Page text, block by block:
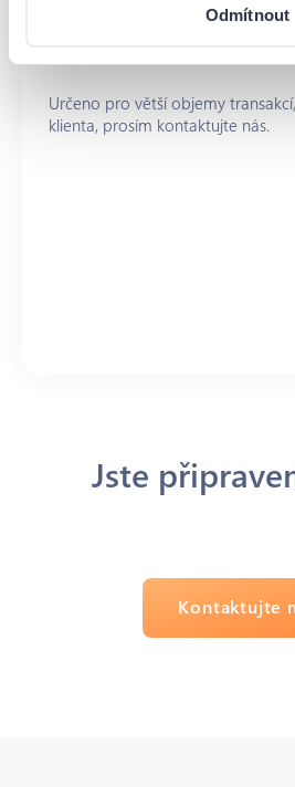
Odmítnout
Určeno pro větší objemy
klienta, prosím kontaktujte nás.
Jste
Kontaktujte